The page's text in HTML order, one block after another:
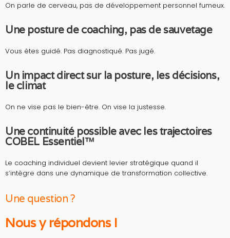
On parle de cerveau, pas de développement personnel fumeux.
Une posture de coaching, pas de sauvetage
Vous êtes guidé. Pas diagnostiqué. Pas jugé.
Un impact direct sur la posture, les décisions,
le climat
On ne vise pas le bien-être. On vise la justesse.
Une continuité possible avec les trajectoires
COBEL Essentiel™
Le coaching individuel devient levier stratégique quand il
s’intègre dans une dynamique de transformation collective.
Une question ?
Nous y répondons !